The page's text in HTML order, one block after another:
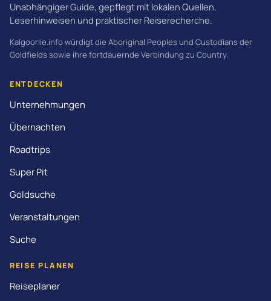
Unabhängiger Guide, gepflegt mit lokalen Quellen,
Leserhinweisen und praktischer Reiserecherche.
Kalgoorlie.info würdigt die Aboriginal Peoples und Custodians der
Goldfields sowie ihre fortdauernde Verbindung zu Country.
ENTDECKEN
Unternehmungen
Übernachten
Roadtrips
Super Pit
Goldsuche
Veranstaltungen
Suche
REISE PLANEN
Reiseplaner